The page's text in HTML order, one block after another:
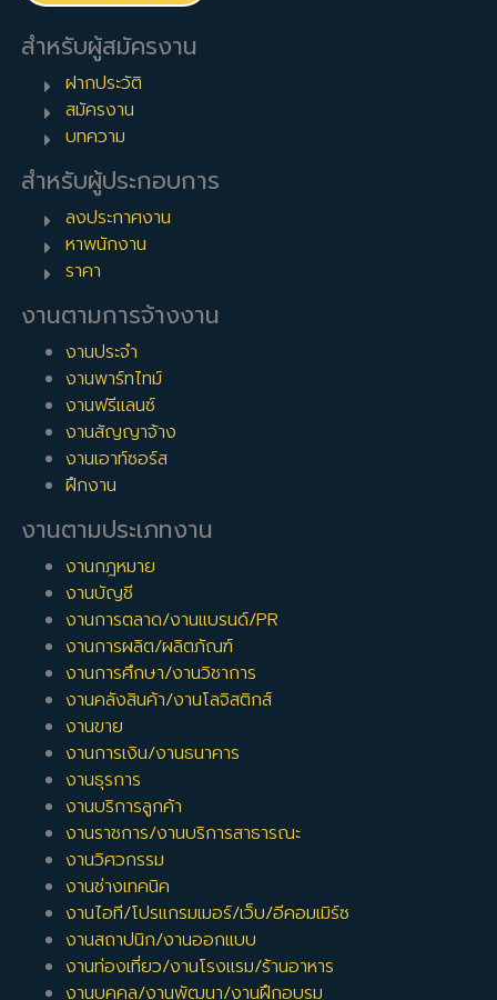
สำหรับผู้สมัครงาน
ฝากประวัติ
สมัครงาน
บทความ
สำหรับผู้ประกอบการ
ลงประกาศงาน
หาพนักงาน
ราคา
งานตามการจ้างงาน
งานประจำ
งานพาร์ทไทม์
งานฟรีแลนซ์
งานสัญญาจ้าง
งานเอาท์ซอร์ส
ฝึกงาน
งานตามประเภทงาน
งานกฎหมาย
งานบัญชี
งานการตลาด/งานแบรนด์/PR
งานการผลิต/ผลิตภัณฑ์
งานการศึกษา/งานวิชาการ
งานคลังสินค้า/งานโลจิสติกส์
งานขาย
งานการเงิน/งานธนาคาร
งานธุรการ
งานบริการลูกค้า
งานราชการ/งานบริการสาธารณะ
งานวิศวกรรม
งานช่างเทคนิค
งานไอที/โปรแกรมเมอร์/เว็บ/อีคอมเมิร์ซ
งานสถาปนิก/งานออกแบบ
งานท่องเที่ยว/งานโรงแรม/ร้านอาหาร
งานบุคคล/งานพัฒนา/งานฝึกอบรม